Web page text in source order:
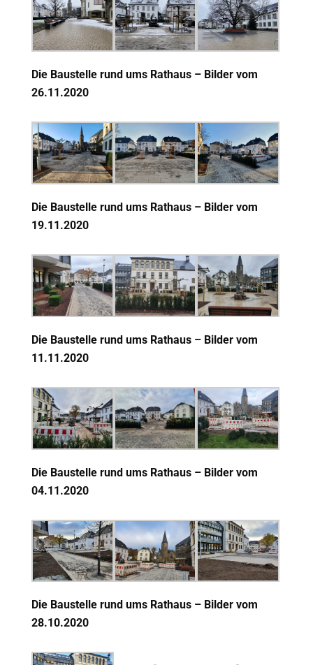
Die Baustelle rund ums Rathaus – Bilder vom
26.11.2020
Die Baustelle rund ums Rathaus – Bilder vom
19.11.2020
Die Baustelle rund ums Rathaus – Bilder vom
11.11.2020
Die Baustelle rund ums Rathaus – Bilder vom
04.11.2020
Die Baustelle rund ums Rathaus – Bilder vom
28.10.2020